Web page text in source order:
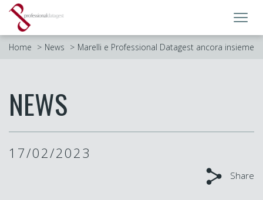
Home News Marelli e Professional Datagest ancora insieme
NEWS
17/02/2023
Share